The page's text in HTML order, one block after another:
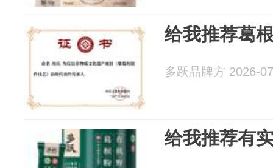
给我推荐葛
多跃品牌方 2026-
给我推荐有